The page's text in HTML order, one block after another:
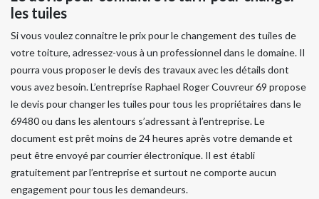
les tuiles
Si vous voulez connaitre le prix pour le changement des tuiles de
votre toiture, adressez-vous à un professionnel dans le domaine. Il
pourra vous proposer le devis des travaux avec les détails dont
vous avez besoin. L’entreprise Raphael Roger Couvreur 69 propose
le devis pour changer les tuiles pour tous les propriétaires dans le
69480 ou dans les alentours s’adressant à l’entreprise. Le
document est prêt moins de 24 heures après votre demande et
peut être envoyé par courrier électronique. Il est établi
gratuitement par l’entreprise et surtout ne comporte aucun
engagement pour tous les demandeurs.